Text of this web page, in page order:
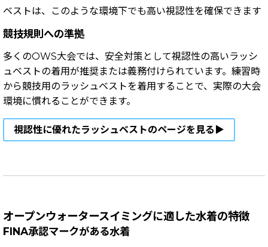
ベストは、このような環境下でも高い視認性を確保できます
競技規則への準拠
多くのOWS大会では、安全対策として視認性の高いラッシ
ュベストの着用が推奨または義務付けられています。練習時
から競技用のラッシュベストを着用することで、実際の大会
環境に慣れることができます。
視認性に優れたラッシュベストのページを見る▶
オープンウォータースイミングに適した水着の特徴
FINA承認マークがある水着